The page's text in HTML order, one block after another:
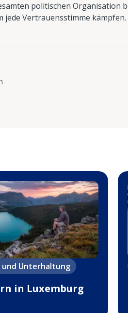
politischen Organisation
jede Vertrauensstimme kämpfen.
und Unterhaltung
in Luxemburg